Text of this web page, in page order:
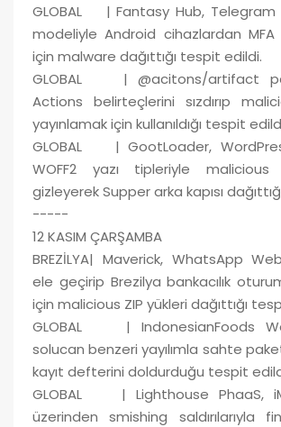
GLOBAL | Fantasy Hub, Telegram
modeliyle Android cihazlardan
için malware dağıttığı tespit edildi.
GLOBAL | @acitons/artifact
Actions belirteçlerini sızdırıp
yayınlamak için kullanıldığı tespit
GLOBAL | GootLoader,
WOFF2 yazı tipleriyle malicious
gizleyerek Supper arka kapısı
-----
12 KASIM ÇARŞAMBA
BREZİLYA| Maverick, WhatsApp
ele geçirip Brezilya bankacılık
için malicious ZIP yükleri dağıttığı
GLOBAL | IndonesianFoods
solucan benzeri yayılımla sahte
kayıt defterini doldurduğu tespit
GLOBAL | Lighthouse PhaaS,
üzerinden smishing saldırılarıyla